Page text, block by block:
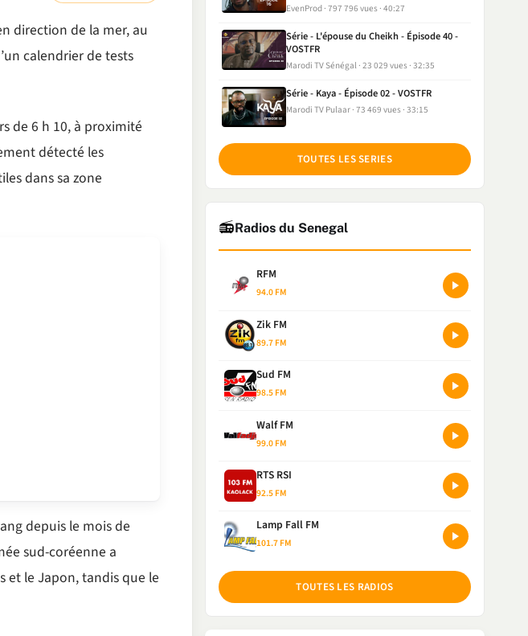
direction de la mer, au
calendrier de tests
de 6 h 10, à proximité
détecté les
dans sa zone
depuis le mois de
sud-coréenne a
et le Japon, tandis que le
EvenProd 797 796 vues 40:27
Série - L'épouse du Cheikh - Épisode 40 -
VOSTFR
Marodi TV Sénégal 23 029 vues 32:35
Série - Kaya - Épisode 02 - VOSTFR
Marodi TV Pulaar 73 469 vues 33:15
TOUTES LES SERIES
📻Radios du Senegal
RFM
94.0 FM
Zik FM
89.7 FM
Sud FM
98.5 FM
Walf FM
99.0 FM
RTS RSI
92.5 FM
Lamp Fall FM
101.7 FM
TOUTES LES RADIOS